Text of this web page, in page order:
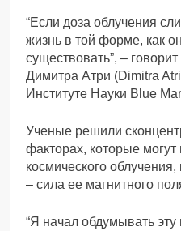
“Если доза облучения
жизнь в той форме, как
существовать”, –
Димитра Атри (Dimitra
Институте Науки Blue
Ученые решили
факторах, которые могут
космического
– сила ее магнитного
“Я начал обдумывать эту